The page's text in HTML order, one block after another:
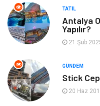
Makine
Tatil
Gayrimenkul
TATIL
Antalya
Yapılır?
21 Şub
GÜNDEM
Stick
20 Haz